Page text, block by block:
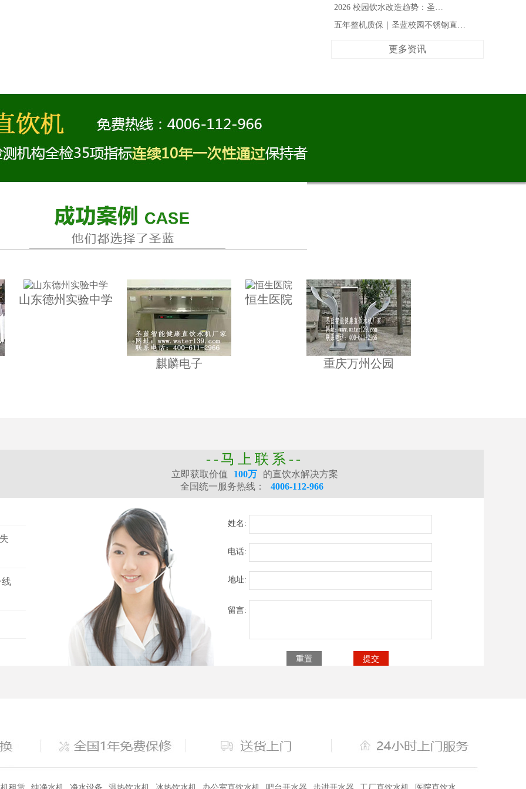
2026 校园饮水改造趋势：圣…
五年整机质保｜圣蓝校园不锈钢直…
更多资讯
山东德州实验中学
麒麟电子
恒生医院
重庆万州公园
线
--马上联系--
立即获取价值 100万
的直饮水解决方案
全国统一服务热线：
4006-112-966
姓名:
电话:
地址:
留言: